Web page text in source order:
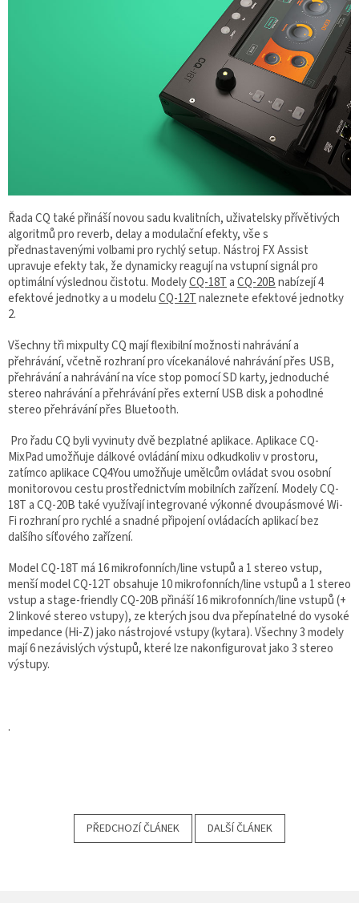
Řada CQ také přináší novou sadu kvalitních, uživatelsky přívětivých
algoritmů pro reverb, delay a modulační efekty, vše s
přednastavenými volbami pro rychlý setup. Nástroj FX Assist
upravuje efekty tak, že dynamicky reagují na vstupní signál pro
optimální výslednou čistotu. ModelyCQ-18TaCQ-20Bnabízejí 4
efektové jednotky a u modeluCQ-12Tnaleznete efektové jednotky
2.
Všechny tři mixpulty CQ mají flexibilní možnosti nahrávání a
přehrávání, včetně rozhraní pro vícekanálové nahrávání přes USB,
přehrávání a nahrávání na více stop pomocí SD karty, jednoduché
stereo nahrávání a přehrávání přes externí USB disk a pohodlné
stereo přehrávání přes Bluetooth.
Pro řadu CQ byli vyvinuty dvě bezplatné aplikace. Aplikace CQ-
MixPad umožňuje dálkové ovládání mixu odkudkoliv v prostoru,
zatímco aplikace CQ4You umožňuje umělcům ovládat svou osobní
monitorovou cestu prostřednictvím mobilních zařízení. Modely CQ-
18T a CQ-20B také využívají integrované výkonné dvoupásmové Wi-
Fi rozhraní pro rychlé a snadné připojení ovládacích aplikací bez
dalšího síťového zařízení.
Model CQ-18T má 16 mikrofonních/line vstupů a 1 stereo vstup,
menší model CQ-12T obsahuje 10 mikrofonních/line vstupů a 1 stereo
vstup a stage-friendly CQ-20B přináší 16 mikrofonních/line vstupů (+
2 linkové stereo vstupy), ze kterých jsou dva přepínatelné do vysoké
impedance (Hi-Z) jako nástrojové vstupy (kytara). Všechny 3 modely
mají 6 nezávislých výstupů, které lze nakonfigurovat jako 3 stereo
výstupy.
.
PŘEDCHOZÍ ČLÁNEK DALŠÍ ČLÁNEK